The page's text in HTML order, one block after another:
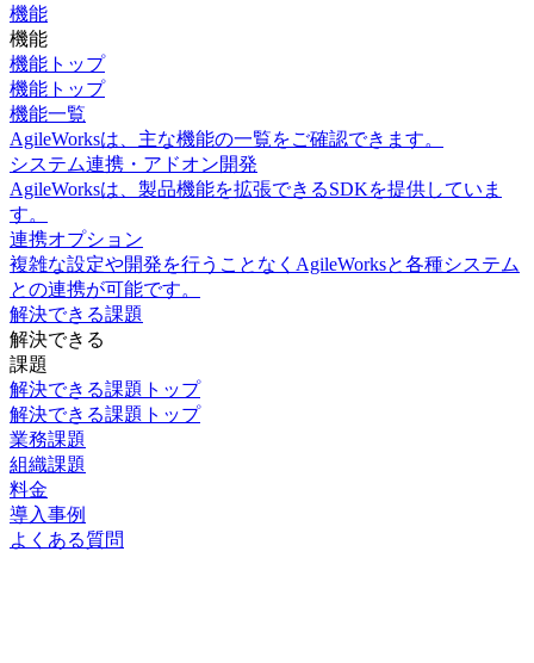
機能
機能
機能トップ
機能トップ
機能一覧
AgileWorksは、主な機能の一覧をご確認できます。
システム連携・アドオン開発
AgileWorksは、製品機能を拡張できるSDKを提供していま
す。
連携オプション
複雑な設定や開発を行うことなくAgileWorksと各種システム
との連携が可能です。
解決できる課題
解決できる
課題
解決できる課題トップ
解決できる課題トップ
業務課題
組織課題
料金
導入事例
よくある質問